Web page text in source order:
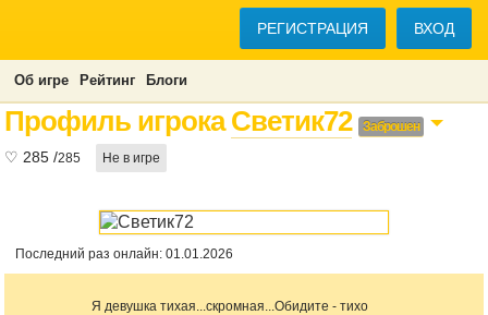
РЕГИСТРАЦИЯ ВХОД
Об игре Рейтинг Блоги
Профиль игрокаСветик72 Заброшен
♡ 285 /285 Не в игре
Последний раз онлайн: 01.01.2026
Я девушка тихая...скромная...Обидите - тихо